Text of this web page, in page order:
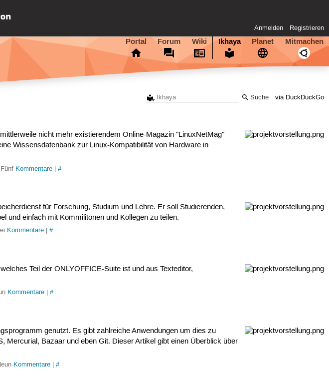
Anmelden Registrieren
Portal Forum Wiki Ikhaya Planet Mitmachen
via DuckDuckGo
nicht mehr existierendem Online-Magazin "LinuxNetMag"
Wissensdatenbank zur Linux-Kompatibilität von Hardware in
Kommentare |#
für For­schung, Stu­di­um und Lehre. Er soll Studierenden,
und einfach mit Kommilitonen und Kollegen zu teilen.
Kommentare |#
Teil der ONLYOFFICE-Suite ist und aus Texteditor,
Kommentare |#
genutzt. Es gibt zahlreiche Anwendungen um dies zu
Bazaar und eben Git. Dieser Artikel gibt einen Überblick über
Kommentare |#